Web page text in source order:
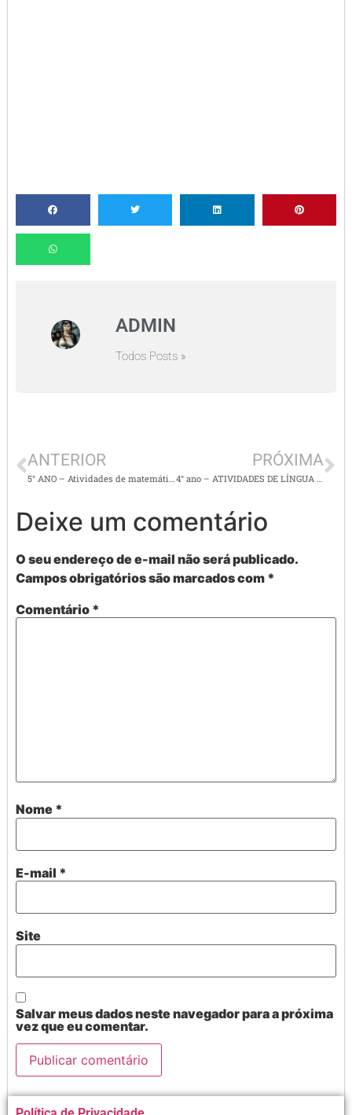
ADMIN
Todos Posts »
ANTERIOR PRÓXIMA
Deixe um comentário
O seu endereço de e-mail não será publicado.
Campos obrigatórios são marcados com *
Comentário *
Nome *
E-mail *
Site
Salvar meus dados neste navegador para a próxima
vez que eu comentar.
Alternative: